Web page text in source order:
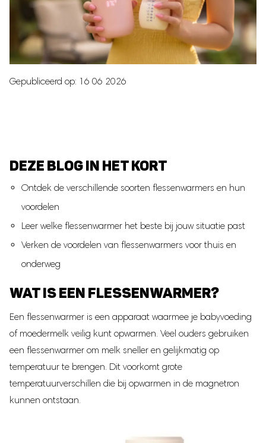
Gepubliceerd op: 16 06 2026
DEZE BLOG IN HET KORT
Ontdek de verschillende soorten flessenwarmers en hun
voordelen
Leer welke flessenwarmer het beste bij jouw situatie past
Verken de voordelen van flessenwarmers voor thuis en
onderweg
WAT IS EEN FLESSENWARMER?
Een flessenwarmer is een apparaat waarmee je babyvoeding
of moedermelk veilig kunt opwarmen. Veel ouders gebruiken
een flessenwarmer om melk sneller en gelijkmatig op
temperatuur te brengen. Dit voorkomt grote
temperatuurverschillen die bij opwarmen in de magnetron
kunnen ontstaan.
Baby Badstand
Babynestje
Milk Pitcher
Borstvoeding
Borstvoedingsdoek
Voedingsbh's
Draagbare Melkkoeler
Zilveren Tepelkapjes
Zwangerschap
Zwangerschapskussens
Zwangerschapsband
Postpartum Kit